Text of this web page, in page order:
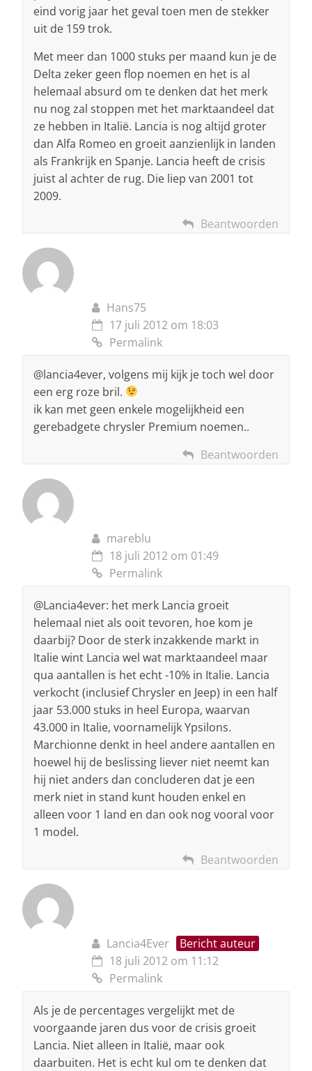
eind vorig jaar het geval toen men de stekker
uit de 159 trok.
Met meer dan 1000 stuks per maand kun je de
Delta zeker geen flop noemen en het is al
helemaal absurd om te denken dat het merk
nu nog zal stoppen met het marktaandeel dat
ze hebben in Italië. Lancia is nog altijd groter
dan Alfa Romeo en groeit aanzienlijk in landen
als Frankrijk en Spanje. Lancia heeft de crisis
juist al achter de rug. Die liep van 2001 tot
2009.
Beantwoorden
Hans75
17 juli 2012 om 18:03
Permalink
@lancia4ever, volgens mij kijk je toch wel door
een erg roze bril.
ik kan met geen enkele mogelijkheid een
gerebadgete chrysler Premium noemen..
Beantwoorden
mareblu
18 juli 2012 om 01:49
Permalink
@Lancia4ever: het merk Lancia groeit
helemaal niet als ooit tevoren, hoe kom je
daarbij? Door de sterk inzakkende markt in
Italie wint Lancia wel wat marktaandeel maar
qua aantallen is het echt -10% in Italie. Lancia
verkocht (inclusief Chrysler en Jeep) in een half
jaar 53.000 stuks in heel Europa, waarvan
43.000 in Italie, voornamelijk Ypsilons.
Marchionne denkt in heel andere aantallen en
hoewel hij de beslissing liever niet neemt kan
hij niet anders dan concluderen dat je een
merk niet in stand kunt houden enkel en
alleen voor 1 land en dan ook nog vooral voor
1 model.
Beantwoorden
Lancia4Ever
Bericht auteur
18 juli 2012 om 11:12
Permalink
Als je de percentages vergelijkt met de
voorgaande jaren dus voor de crisis groeit
Lancia. Niet alleen in Italië, maar ook
daarbuiten. Het is echt kul om te denken dat